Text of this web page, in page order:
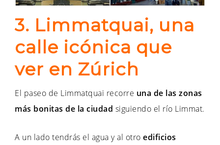
3. Limmatquai, una
calle icónica que
ver en Zúrich
El paseo de Limmatquai recorre una de las zonas
más bonitas de la ciudad siguiendo el río Limmat.
A un lado tendrás el agua y al otro edificios